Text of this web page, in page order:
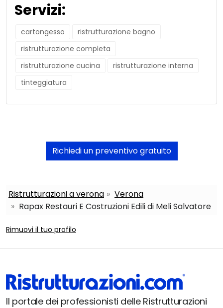
Servizi:
cartongesso
ristrutturazione bagno
ristrutturazione completa
ristrutturazione cucina
ristrutturazione interna
tinteggiatura
Richiedi un preventivo gratuito
Ristrutturazioni a verona
Verona
Rapax Restauri E Costruzioni Edili di Meli Salvatore
Rimuovi il tuo profilo
Il portale dei professionisti delle Ristrutturazioni